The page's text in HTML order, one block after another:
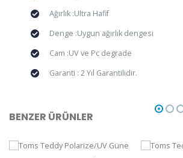
Ağırlık :Ultra Hafif
Denge :Uygun ağırlık dengesi
Cam :UV ve Pc degrade
Garanti : 2 Yıl Garantilidir.
BENZER ÜRÜNLER